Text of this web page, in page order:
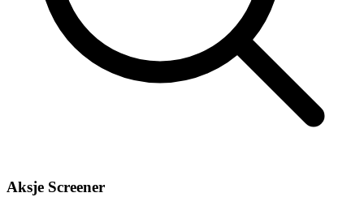
Aksje Screener